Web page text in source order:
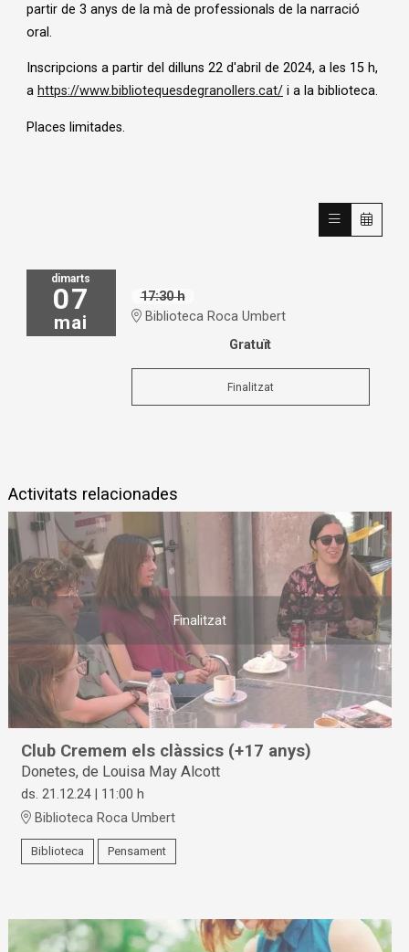
partir de 3 anys de la mà de professionals de la narració
oral.
Inscripcions a partir del dilluns 22 d'abril de 2024, a les 15 h,
a https://www.bibliotequesdegranollers.cat/ i a la biblioteca.
Places limitades.
dimarts
07
mai
17:30 h
Biblioteca Roca Umbert
Gratuït
Finalitzat
Activitats relacionades
Finalitzat
Club Cremem els clàssics (+17 anys)
Donetes, de Louisa May Alcott
ds. 21.12.24
11:00 h
Biblioteca Roca Umbert
Biblioteca Pensament